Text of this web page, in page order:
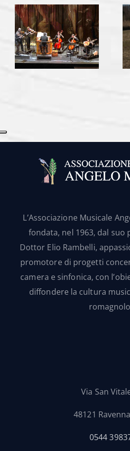
L’Associazione Musicale
fondata, nel 1963, dal suo
Dottor Elio Rambelli,
promotore di progetti
camera e sinfonica, con
diffondere la cultura
Via San
48121
0544